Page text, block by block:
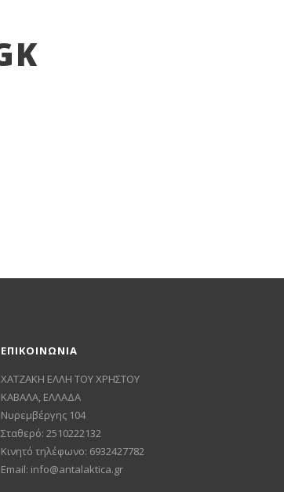
ΕΠΙΚΟΙΝΩΝΙΑ
ΧΑΤΖΑΚΗ ΕΛΛΗ ΤΟΥ ΧΡΗΣΤΟΥ
ΚΑΒΑΛΑ, ΕΛΛΑΔΑ
Νυρεμβέργης 104
Σταθερό: 2510222132
Κινητό τηλέφωνο: 6932427782
Email: info@antalaktica.gr